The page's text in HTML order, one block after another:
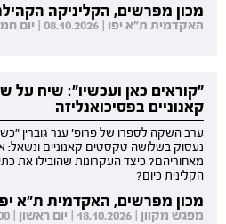
מכון מפרשים, הקליניקה
האקדמית ת"א יפו | 08.10.2026 | יום חמישי | 09:00-13:00
"קוראים כאן ועכשיו": שיח על
קאנוניים בפסיכואנליזה
ערב השקה לספרו של פרופ' ענר גוברין
נעסוק בשלושה טקסטים קאנוניים ונשאל:
מאחוריהם? כיצד העקרונות שהובילו את
הקלינית כיום?
מכון מפרשים, האקדמית ת"א
מפגש מקוון | 18.10.2026 | יום ראשון | 19:30-21:00